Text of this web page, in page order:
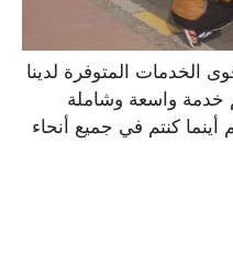
المتوفرة لدينا
واسعة وشاملة
كنتم في جميع أنحاء